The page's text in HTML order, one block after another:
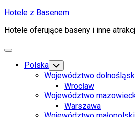
Skip
content
Hotele z Basenem
Hotele oferujące baseny i inne
Expand
Polska Toggle
Child
Menu
Województwo
Wrocław
Województwo
Warszawa